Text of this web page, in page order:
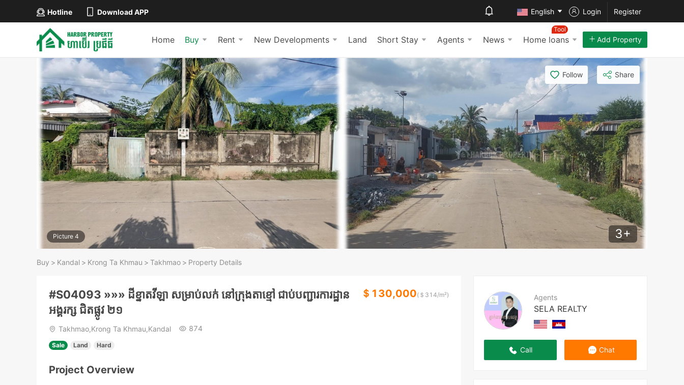
Hotline Download APP English Login Register
Home Buy Rent New Developments Land Short Stay Agents News Home loans
Tool
Add Property
Picture 4 3+
Follow Share
Buy > Kandal > Krong Ta Khmau > Takhmao > Property Details
Agents
SELA REALTY
Call Chat
#S04093 »»» ដីខ្នាតវីឡា សម្រាប់លក់ នៅក្រុងតាខ្មៅ ជាប់បញ្ជារការដ្ឋាន
អង្គរក្ស ជិតផ្លូវ ២១
＄130,000(＄ 314/m²)
Takhmao,Krong Ta Khmau,Kandal 874
Sale Land Hard
Project Overview